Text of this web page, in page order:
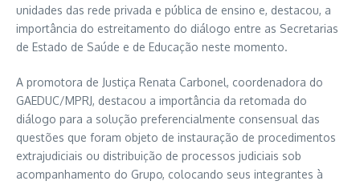
unidades das rede privada e pública de ensino e, destacou, a
importância do estreitamento do diálogo entre as Secretarias
de Estado de Saúde e de Educação neste momento.
A promotora de Justiça Renata Carbonel, coordenadora do
GAEDUC/MPRJ, destacou a importância da retomada do
diálogo para a solução preferencialmente consensual das
questões que foram objeto de instauração de procedimentos
extrajudiciais ou distribuição de processos judiciais sob
acompanhamento do Grupo, colocando seus integrantes à